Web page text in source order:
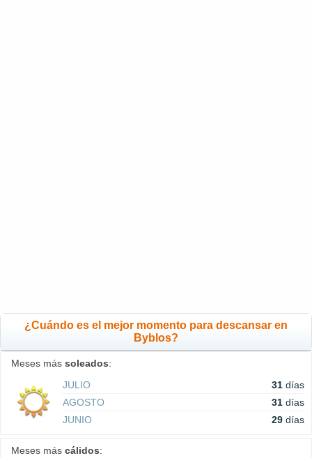
¿Cuándo es el mejor momento para descansar en
Byblos?
Meses más soleados:
JULIO
31 días
AGOSTO
31 días
JUNIO
29 días
Meses más cálidos: